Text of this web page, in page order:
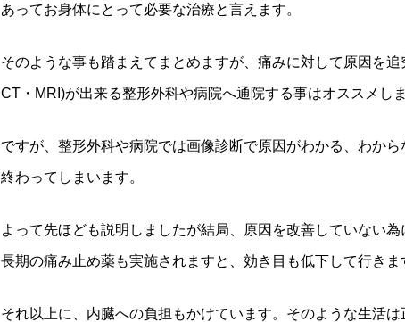
あってお身体にとって必要な治療と言えます。
そのような事も踏まえてまとめますが、痛みに対して原因を
CT・MRI)が出来る整形外科や病院へ通院する事はオススメしま
ですが、整形外科や病院では画像診断で原因がわかる、わか
終わってしまいます。
よって先ほども説明しましたが結局、原因を改善していない
長期の痛み止め薬も実施されますと、効き目も低下して行きま
それ以上に、内臓への負担もかけています。そのような生活